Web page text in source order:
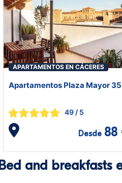
APARTAMENTOS EN CÁCERES
Apartamentos Plaza Mayor 35
49 / 5
Desde 88
Bed and breakfasts